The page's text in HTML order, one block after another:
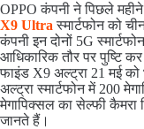
OPPO कंपनी ने पिछले महीने
X9 Ultra स्मार्टफोन को
कंपनी इन दोनों 5G
आधिकारिक तौर पर पुष्टि
फाइंड X9 अल्ट्रा 21 मई को
अल्ट्रा स्मार्टफोन में 200
मेगापिक्सल का सेल्फी कैमरा
जानते हैं।